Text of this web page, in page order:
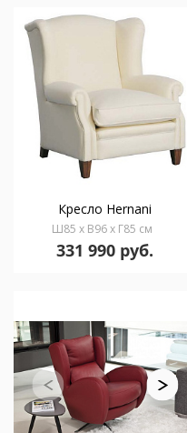
Кресло Hernani
Ш85 x В96 x Г85 см
331 990 руб.